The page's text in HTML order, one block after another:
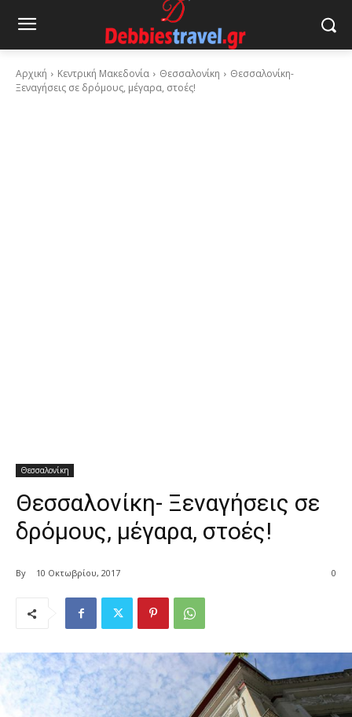
Αρχική Κεντρική Μακεδονία Θεσσαλονίκη
Θεσσαλονίκη-
Ξεναγήσεις σε δρόμους, μέγαρα, στοές!
Θεσσαλονίκη
Θεσσαλονίκη- Ξεναγήσεις σε
δρόμους, μέγαρα, στοές!
By 10 Οκτωβρίου, 2017 0